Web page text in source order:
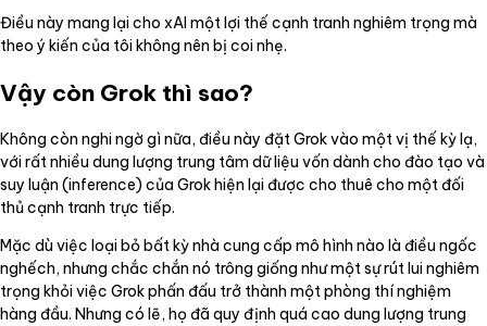
Điều này mang lại cho xAI một lợi thế cạnh tranh nghiêm trọng mà
theo ý kiến của tôi không nên bị coi nhẹ.
Vậy còn Grok thì sao?
Không còn nghi ngờ gì nữa, điều này đặt Grok vào một vị thế kỳ lạ,
với rất nhiều dung lượng trung tâm dữ liệu vốn dành cho đào tạo và
suy luận (inference) của Grok hiện lại được cho thuê cho một đối
thủ cạnh tranh trực tiếp.
Mặc dù việc loại bỏ bất kỳ nhà cung cấp mô hình nào là điều ngốc
nghếch, nhưng chắc chắn nó trông giống như một sự rút lui nghiêm
trọng khỏi việc Grok phấn đấu trở thành một phòng thí nghiệm
hàng đầu. Nhưng có lẽ, họ đã quy định quá cao dung lượng trung